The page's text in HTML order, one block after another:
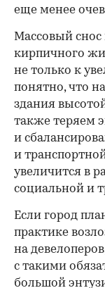
еще менее
Массовый снос
кирпичного
не только к
понятно, что
здания
также теряем
и
и
увеличится в
социальной и
Если город
практике
на
с такими
большой